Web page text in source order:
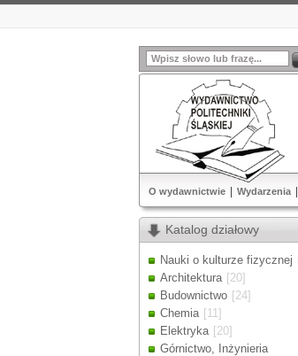
O wydawnictwie Wydarzenia
Katalog działowy
Nauki o kulturze fizycznej
Architektura [20]
Budownictwo [24]
Chemia [11]
Elektryka [20]
Górnictwo, Inżynieria